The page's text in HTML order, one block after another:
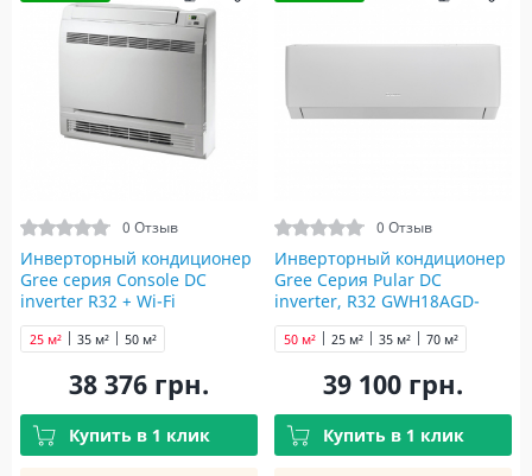
0 Отзыв
Инверторный кондиционер
Gree серия Сonsole DC
inverter R32 + Wi-Fi
GEH09AA-K6DNA1F
25 м² 35 м² 50 м²
38 376 грн.
Купить в 1 клик
0 Отзыв
Инверторный кондиционер
Gree Серия Pular DC
inverter, R32 GWH18AGD-
K6DNA1E
25 м² 35 м²
50 м² 70 м²
39 100 грн.
Купить в 1 клик